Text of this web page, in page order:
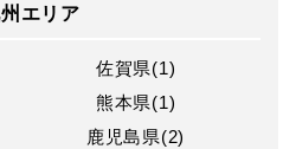
エリア
佐賀県(1)
熊本県(1)
鹿児島県(2)